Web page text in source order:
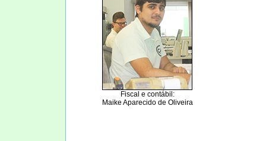
Fiscal e contábil:
Maike Aparecido de Oliveira